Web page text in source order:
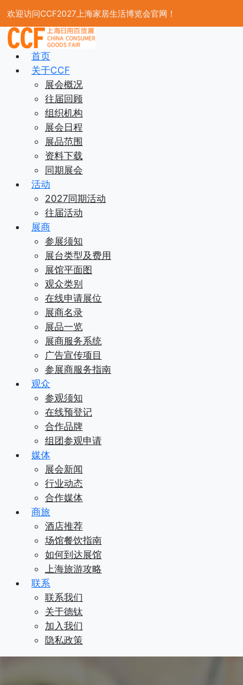
欢迎访问CCF2027上海家居生活博览会官网！
首页
关于CCF
展会概况
往届回顾
组织机构
展会日程
展品范围
资料下载
同期展会
活动
2027同期活动
往届活动
展商
参展须知
展台类型及费用
展馆平面图
观众类别
在线申请展位
展商名录
展品一览
展商服务系统
广告宣传项目
参展商服务指南
观众
参观须知
在线预登记
合作品牌
组团参观申请
媒体
展会新闻
行业动态
合作媒体
商旅
酒店推荐
场馆餐饮指南
如何到达展馆
上海旅游攻略
联系
联系我们
关于德钛
加入我们
隐私政策